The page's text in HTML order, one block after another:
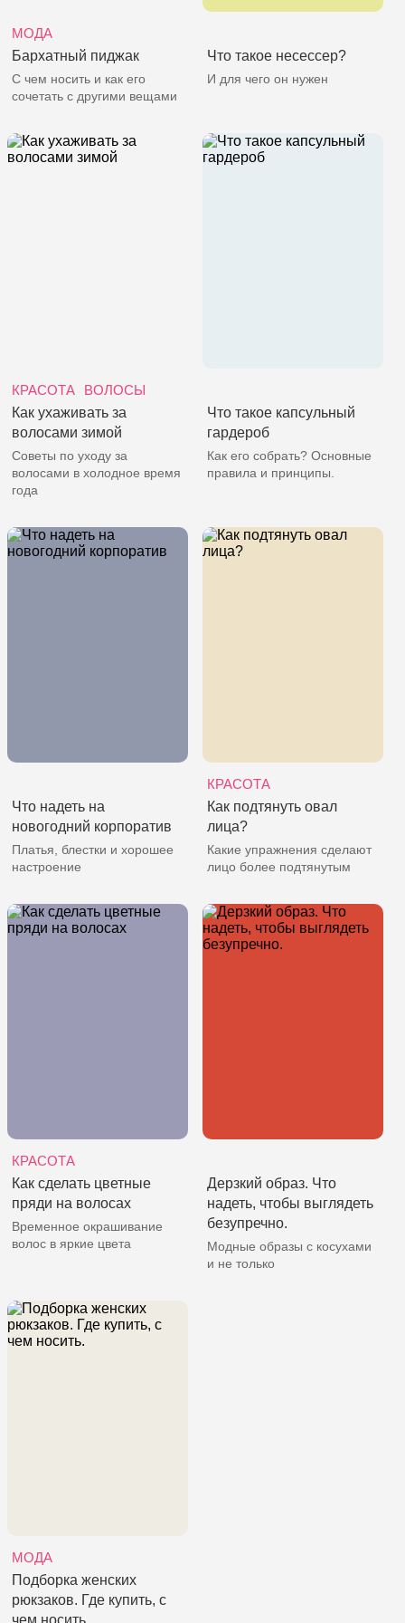
МОДА
Бархатный пиджак
С чем носить и как его
сочетать с другими вещами
Что такое несессер?
И для чего он нужен
КРАСОТА
ВОЛОСЫ
Как ухаживать за
волосами зимой
Советы по уходу за
волосами в холодное время
года
Что такое капсульный
гардероб
Как его собрать? Основные
правила и принципы.
Что надеть на
новогодний корпоратив
Платья, блестки и хорошее
настроение
КРАСОТА
Как подтянуть овал
лица?
Какие упражнения сделают
лицо более подтянутым
КРАСОТА
Как сделать цветные
пряди на волосах
Временное окрашивание
волос в яркие цвета
Дерзкий образ. Что
надеть, чтобы выглядеть
безупречно.
Модные образы с косухами
и не только
МОДА
Подборка женских
рюкзаков. Где купить, с
чем носить.